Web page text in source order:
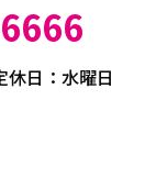
日：水曜日